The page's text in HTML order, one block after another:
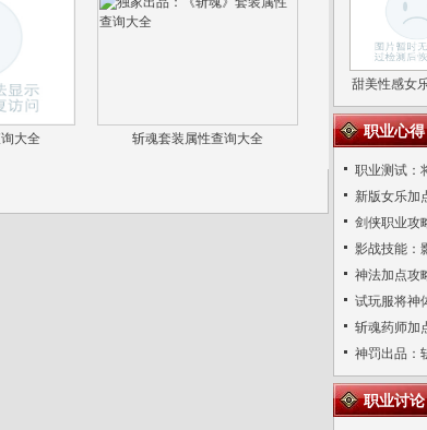
大全 斩魂套装属性查询大全
甜美性感女
职业心得
职业测试：
新版女乐加
剑侠职业攻
影战技能：
神法加点攻
试玩服将神
斩魂药师加
神罚出品：
职业讨论